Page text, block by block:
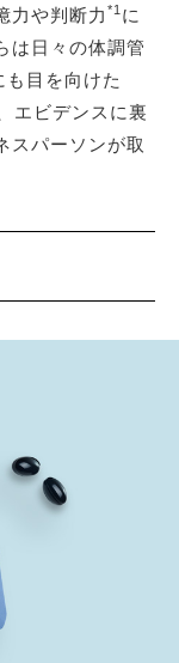
力や判断力 *1 に
は日々の体調管
も目を向けた
エビデンスに裏
スパーソンが取